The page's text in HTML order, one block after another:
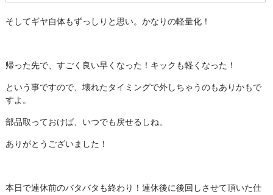
そしてギヤ自体もずっしりと思い。かなりの軽量化！
帰った先で、すごく良い早くなった！キックも軽くなった！
という事ですので、壊れたタイミングで外しちゃうのもありかもで
すよ。
部品取っておけば、いつでも戻せるしね。
ありがとうございました！
本日で連休前のバタバタも終わり！連休後に後回しさせて頂いた仕